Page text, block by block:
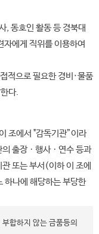
, 동호인 활동 등 경북대
에게 직위를 이용하여
적으로 필요한 경비·물품
다.
조에서 "감독기관”이라
출장ㆍ행사ㆍ연수 등과
또는 부서(이하 이 조에
하나에 해당하는 부당한
합하지 않는 금품등의